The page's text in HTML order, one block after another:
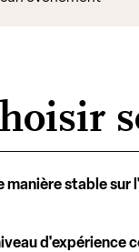
stable sur
d'expérience